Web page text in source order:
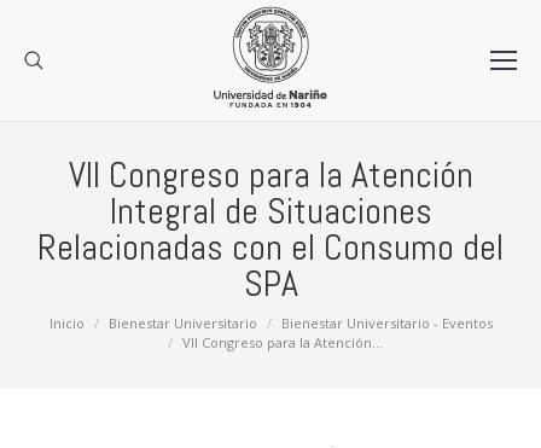
VII Congreso para la Atención
Integral de Situaciones
Relacionadas con el Consumo del
SPA
Estás aquí:
Inicio Bienestar Universitario
Bienestar Universitario - Eventos
VII Congreso para la Atención…